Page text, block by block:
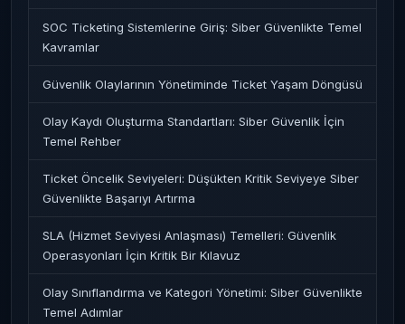
SOC Ticketing Sistemlerine Giriş: Siber Güvenlikte Temel
Kavramlar
Güvenlik Olaylarının Yönetiminde Ticket Yaşam Döngüsü
Olay Kaydı Oluşturma Standartları: Siber Güvenlik İçin
Temel Rehber
Ticket Öncelik Seviyeleri: Düşükten Kritik Seviyeye Siber
Güvenlikte Başarıyı Artırma
SLA (Hizmet Seviyesi Anlaşması) Temelleri: Güvenlik
Operasyonları İçin Kritik Bir Kılavuz
Olay Sınıflandırma ve Kategori Yönetimi: Siber Güvenlikte
Temel Adımlar